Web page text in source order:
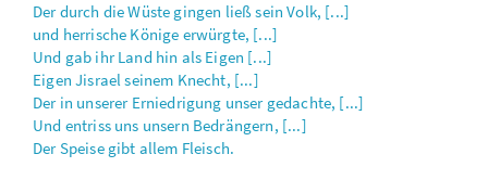
Der durch die Wüste gingen ließ sein Volk, [...]
und herrische Könige erwürgte, [...]
Und gab ihr Land hin als Eigen [...]
Eigen Jisrael seinem Knecht, [...]
Der in unserer Erniedrigung unser gedachte, [...]
Und entriss uns unsern Bedrängern, [...]
Der Speise gibt allem Fleisch.